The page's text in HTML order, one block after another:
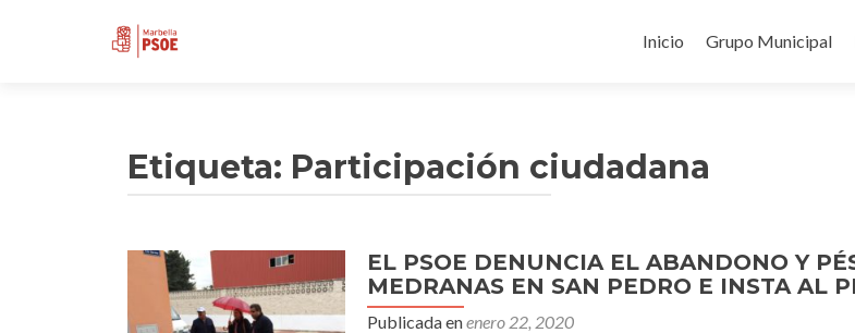
al
Inicio Grupo Municipal
Etiqueta: Participación ciudadana
EL PSOE DENUNCIA EL ABANDONO Y
MEDRANAS EN SAN PEDRO E INSTA AL
Publicada enenero 22, 2020